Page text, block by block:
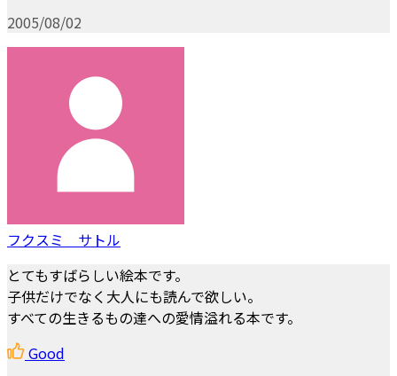
2005/08/02
フクスミ サトル
とてもすばらしい絵本です。
子供だけでなく大人にも読んで欲しい。
すべての生きるもの達への愛情溢れる本です。
Good